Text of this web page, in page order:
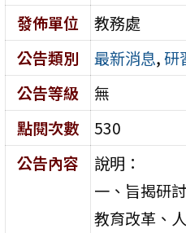
發佈單位
教務處
公告類別
最新消息,研
公告等級
無
點閱次數
530
公告內容
說明：
一、旨揭研
教育改革、